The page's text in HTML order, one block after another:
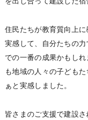
住民たちが教育質向上
実感して、自分たちの
での一番の成果かもし
も地域の人々の子ども
ぁと実感しました。
皆さまのご支援で建設